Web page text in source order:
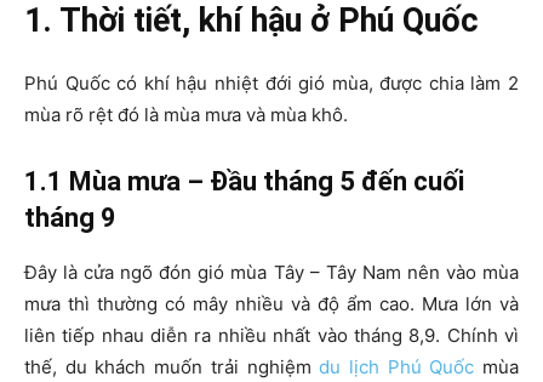
1. Thời tiết, khí hậu ở Phú Quốc
Phú Quốc có khí hậu nhiệt đới gió mùa, được chia làm 2
mùa rõ rệt đó là mùa mưa và mùa khô.
1.1 Mùa mưa – Đầu tháng 5 đến cuối
tháng 9
Đây là cửa ngõ đón gió mùa Tây – Tây Nam nên vào mùa
mưa thì thường có mây nhiều và độ ẩm cao. Mưa lớn và
liên tiếp nhau diễn ra nhiều nhất vào tháng 8,9. Chính vì
thế, du khách muốn trải nghiệmdu lịch Phú Quốc mùa